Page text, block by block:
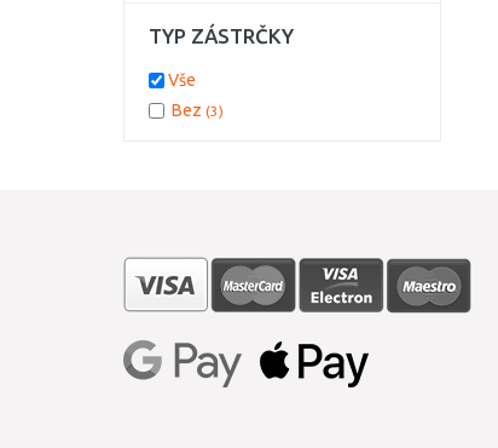
TYP ZÁSTRČKY
Vše
Bez (3)